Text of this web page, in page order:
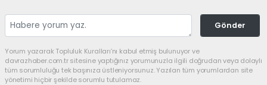
Gönder
Yorum yazarak Topluluk Kuralları’nı kabul etmiş bulunuyor ve
davrazhaber.com.tr sitesine yaptığınız yorumunuzla ilgili doğrudan veya dolaylı
tüm sorumluluğu tek başınıza üstleniyorsunuz. Yazılan tüm yorumlardan site
yönetimi hiçbir şekilde sorumlu tutulamaz.